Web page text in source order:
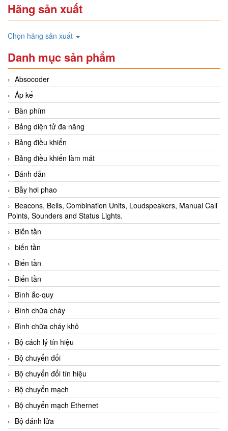
Hãng sản xuất
Chọn hãng sản xuất
Danh mục sản phẩm
Absocoder
Áp kế
Bàn phím
Bảng diện tử đa năng
Bảng điều khiển
Bảng điều khiển làm mát
Bánh dẫn
Bẫy hơi phao
Beacons, Bells, Combination Units, Loudspeakers, Manual Call
Points, Sounders and Status Lights.
Biến tần
biến tần
Biến tần
Biến tần
Bình ắc-quy
Bình chữa cháy
Bình chữa cháy khô
Bộ cách lý tín hiệu
Bộ chuyển đổi
Bộ chuyển đổi tín hiệu
Bộ chuyển mạch
Bộ chuyển mạch Ethernet
Bộ đánh lửa